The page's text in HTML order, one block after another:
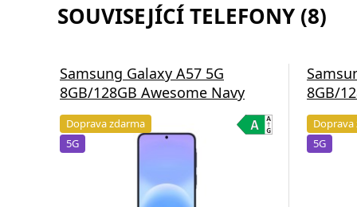
SOUVISEJÍCÍ TELEFONY (8)
Samsung Galaxy A57 5G
8GB/128GB Awesome Navy
Doprava zdarma
5G
8GB/
Doprava
5G